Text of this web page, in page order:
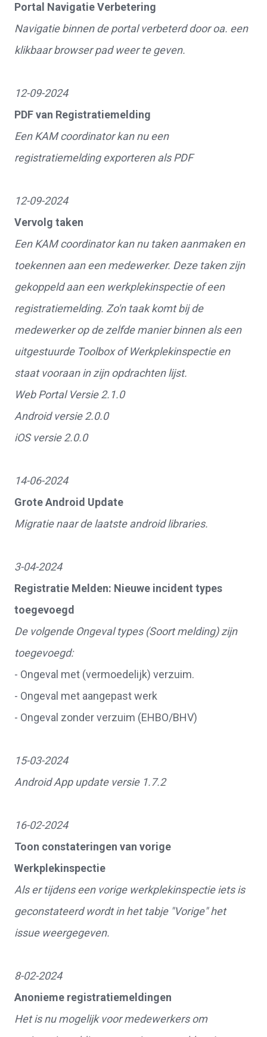
Portal Navigatie Verbetering
Navigatie binnen de portal verbeterd door oa. een
klikbaar browser pad weer te geven.
12-09-2024
PDF van Registratiemelding
Een KAM coordinator kan nu een
registratiemelding exporteren als PDF
12-09-2024
Vervolg taken
Een KAM coordinator kan nu taken aanmaken en
toekennen aan een medewerker. Deze taken zijn
gekoppeld aan een werkplekinspectie of een
registratiemelding. Zo'n taak komt bij de
medewerker op de zelfde manier binnen als een
uitgestuurde Toolbox of Werkplekinspectie en
staat vooraan in zijn opdrachten lijst.
Web Portal Versie 2.1.0
Android versie 2.0.0
iOS versie 2.0.0
14-06-2024
Grote Android Update
Migratie naar de laatste android libraries.
3-04-2024
Registratie Melden: Nieuwe incident types
toegevoegd
De volgende Ongeval types (Soort melding) zijn
toegevoegd:
- Ongeval met (vermoedelijk) verzuim.
- Ongeval met aangepast werk
- Ongeval zonder verzuim (EHBO/BHV)
15-03-2024
Android App update versie 1.7.2
16-02-2024
Toon constateringen van vorige
Werkplekinspectie
Als er tijdens een vorige werkplekinspectie iets is
geconstateerd wordt in het tabje "Vorige" het
issue weergegeven.
8-02-2024
Anonieme registratiemeldingen
Het is nu mogelijk voor medewerkers om